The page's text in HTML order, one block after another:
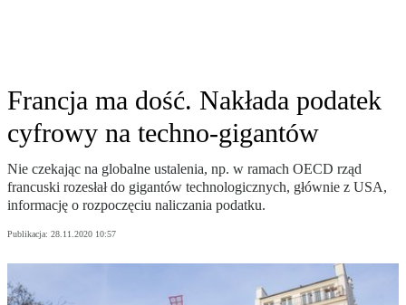
Francja ma dość. Nakłada podatek
cyfrowy na techno-gigantów
Nie czekając na globalne ustalenia, np. w ramach OECD rząd
francuski rozesłał do gigantów technologicznych, głównie z USA,
informację o rozpoczęciu naliczania podatku.
Publikacja: 28.11.2020 10:57